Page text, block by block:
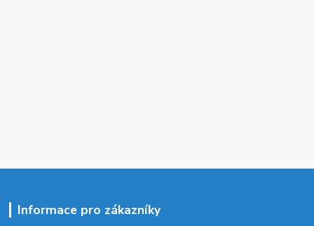
Informace pro zákazníky